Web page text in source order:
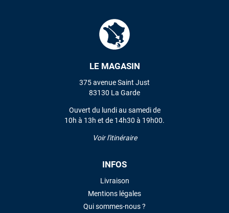
LE MAGASIN
375 avenue Saint Just
83130 La Garde
Ouvert du lundi au samedi de
10h à 13h et de 14h30 à 19h00.
Voir l'itinéraire
INFOS
Livraison
Mentions légales
Qui sommes-nous ?
VOIR TOUS LES AVIS